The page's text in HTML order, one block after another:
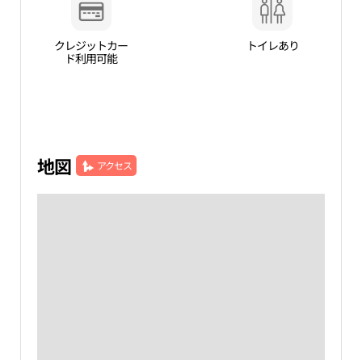
クレジットカー
ド利用可能
トイレあり
地図 アクセス